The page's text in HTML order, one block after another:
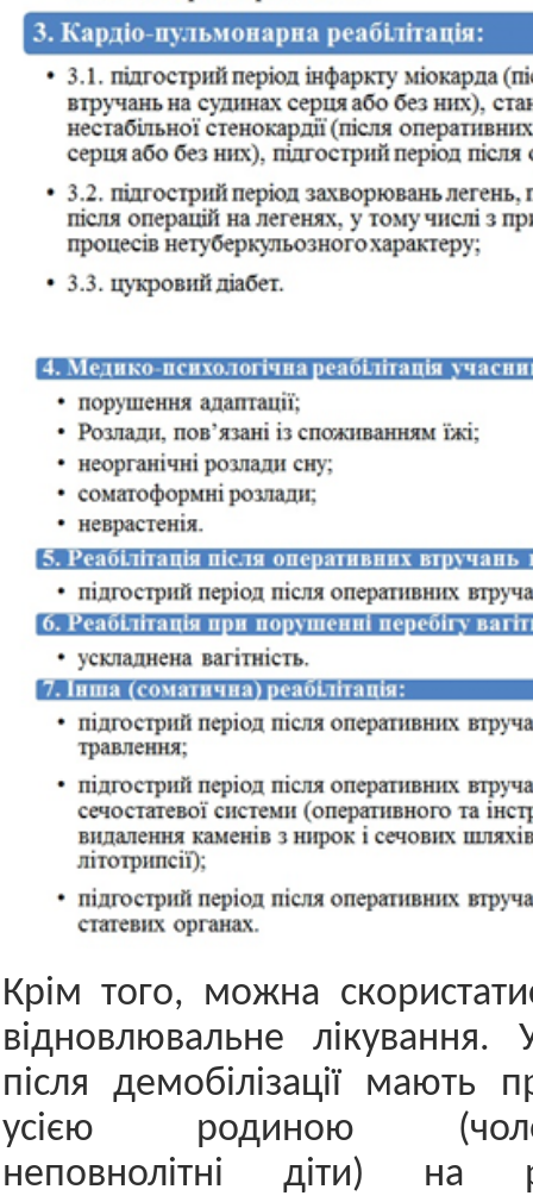
Крім того, можна
відновлювальне лікування.
після демобілізації мають
усією родиною
неповнолітні діти) на